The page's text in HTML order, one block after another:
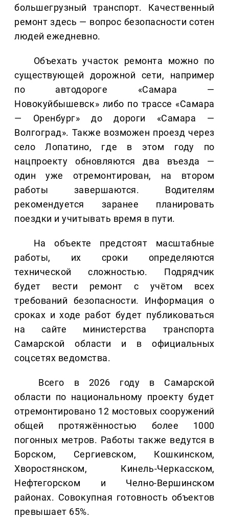
большегрузный транспорт. Качественный
ремонт здесь — вопрос безопасности сотен
людей ежедневно.
Объехать участок ремонта можно по
существующей дорожной сети, например
по автодороге «Самара —
Новокуйбышевск» либо по трассе «Самара
— Оренбург» до дороги «Самара —
Волгоград». Также возможен проезд через
село Лопатино, где в этом году по
нацпроекту обновляются два въезда —
один уже отремонтирован, на втором
работы завершаются. Водителям
рекомендуется заранее планировать
поездки и учитывать время в пути.
На объекте предстоят масштабные
работы, их сроки определяются
технической сложностью. Подрядчик
будет вести ремонт с учётом всех
требований безопасности. Информация о
сроках и ходе работ будет публиковаться
на сайте министерства транспорта
Самарской области и в официальных
соцсетях ведомства.
Всего в 2026 году в Самарской
области по национальному проекту будет
отремонтировано 12 мостовых сооружений
общей протяжённостью более 1000
погонных метров. Работы также ведутся в
Борском, Сергиевском, Кошкинском,
Хворостянском, Кинель-Черкасском,
Нефтегорском и Челно-Вершинском
районах. Совокупная готовность объектов
превышает 65%.